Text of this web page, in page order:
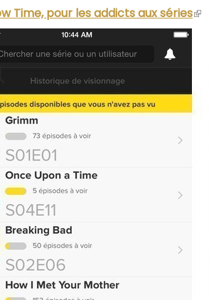
Time, pour les addicts aux séries(le